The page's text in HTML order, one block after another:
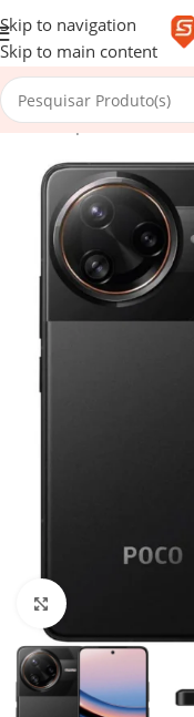
Skip to navigation
Skip to main content
/Smartphones e
Click to enlarge